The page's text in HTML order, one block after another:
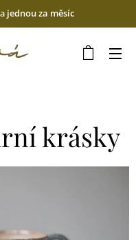
jednou za měsíc
krásky